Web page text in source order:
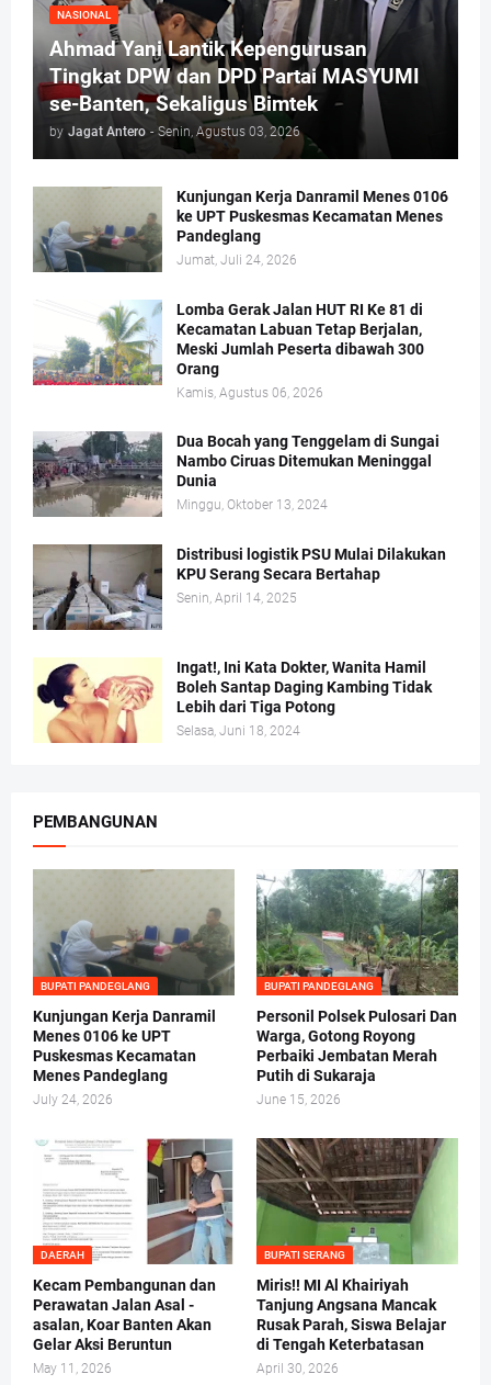
NASIONAL
Ahmad Yani Lantik Kepengurusan
Tingkat DPW dan DPD Partai MASYUMI
se-Banten, Sekaligus Bimtek
by Jagat Antero - Senin, Agustus 03, 2026
Kunjungan Kerja Danramil Menes 0106
ke UPT Puskesmas Kecamatan Menes
Pandeglang
Jumat, Juli 24, 2026
Lomba Gerak Jalan HUT RI Ke 81 di
Kecamatan Labuan Tetap Berjalan,
Meski Jumlah Peserta dibawah 300
Orang
Kamis, Agustus 06, 2026
Dua Bocah yang Tenggelam di Sungai
Nambo Ciruas Ditemukan Meninggal
Dunia
Minggu, Oktober 13, 2024
Distribusi logistik PSU Mulai Dilakukan
KPU Serang Secara Bertahap
Senin, April 14, 2025
Ingat!, Ini Kata Dokter, Wanita Hamil
Boleh Santap Daging Kambing Tidak
Lebih dari Tiga Potong
Selasa, Juni 18, 2024
PEMBANGUNAN
BUPATI PANDEGLANG
Kunjungan Kerja Danramil
Menes 0106 ke UPT
Puskesmas Kecamatan
Menes Pandeglang
July 24, 2026
BUPATI PANDEGLANG
Personil Polsek Pulosari Dan
Warga, Gotong Royong
Perbaiki Jembatan Merah
Putih di Sukaraja
June 15, 2026
DAERAH
Kecam Pembangunan dan
Perawatan Jalan Asal -
asalan, Koar Banten Akan
Gelar Aksi Beruntun
May 11, 2026
BUPATI SERANG
Miris!! MI Al Khairiyah
Tanjung Angsana Mancak
Rusak Parah, Siswa Belajar
di Tengah Keterbatasan
April 30, 2026